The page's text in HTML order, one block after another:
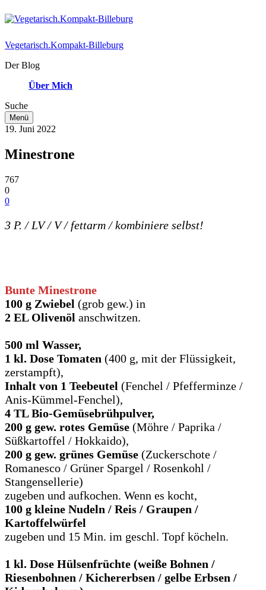
Vegetarisch.Kompakt-Billeburg
Der Blog
Über Mich
Suche
Menü
19. Juni 2022
Minestrone
767
0
0
3 P. / LV / V / fettarm / kombiniere selbst!
Bunte Minestrone
100 g Zwiebel (grob gew.) in
2 EL Olivenöl anschwitzen.
500 ml Wasser,
1 kl. Dose Tomaten (400 g, mit der Flüssigkeit,
zerstampft),
Inhalt von 1 Teebeutel (Fenchel / Pfefferminze /
Anis-Kümmel-Fenchel),
4 TL Bio-Gemüsebrühpulver,
200 g gew. rotes Gemüse (Möhre / Paprika /
Süßkartoffel / Hokkaido),
200 g gew. grünes Gemüse (Zuckerschote /
Romanesco / Grüner Spargel / Rosenkohl /
Stangensellerie)
zugeben und aufkochen. Wenn es kocht,
100 g kleine Nudeln / Reis / Graupen /
Kartoffelwürfel
zugeben und 15 Min. im geschl. Topf köcheln.
1 kl. Dose Hülsenfrüchte (weiße Bohnen /
Riesenbohnen / Kichererbsen / gelbe Erbsen /